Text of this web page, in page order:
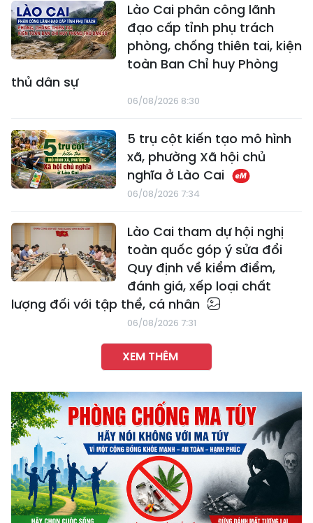
Lào Cai phân công lãnh
đạo cấp tỉnh phụ trách
phòng, chống thiên tai, kiện
toàn Ban Chỉ huy Phòng
thủ dân sự
06/08/2026 8:30
5 trụ cột kiến tạo mô hình
xã, phường Xã hội chủ
nghĩa ở Lào Cai
06/08/2026 7:34
Lào Cai tham dự hội nghị
toàn quốc góp ý sửa đổi
Quy định về kiểm điểm,
đánh giá, xếp loại chất
lượng đối với tập thể, cá nhân
06/08/2026 7:31
XEM THÊM